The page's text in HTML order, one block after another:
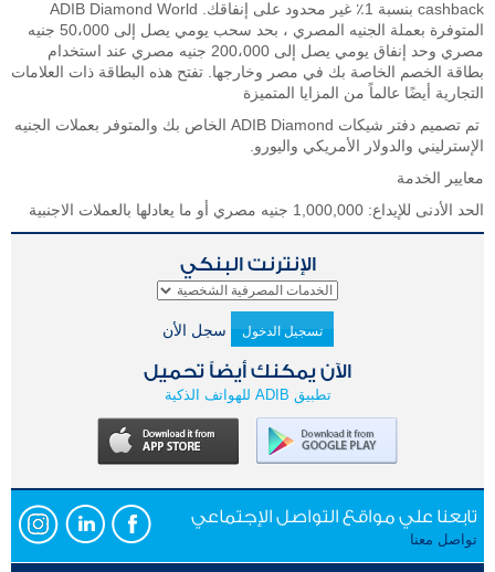
cashback بنسبة 1٪ غير محدود على إنفاقك. ADIB Diamond World
المتوفرة بعملة الجنيه المصري ، بحد سحب يومي يصل إلى 50،000 جنيه
مصري وحد إنفاق يومي يصل إلى 200،000 جنيه مصري عند استخدام
بطاقة الخصم الخاصة بك في مصر وخارجها. تفتح هذه البطاقة ذات العلامات
التجارية أيضًا عالماً من المزايا المتميزة
تم تصميم دفتر شيكات ADIB Diamond الخاص بك والمتوفر بعملات الجنيه
الإسترليني والدولار الأمريكي واليورو.
معايير الخدمة
الحد الأدنى للإيداع: 1,000,000 جنيه مصري أو ما يعادلها بالعملات الاجنبية
الإنترنت البنكي
تسجيل الدخول سجل الأن
الآن يمكنك أيضاً تحميل
تطبيق ADIB للهواتف الذكية
تابعنا علي مواقع التواصل الإجتماعي
تواصل معنا